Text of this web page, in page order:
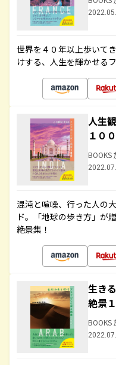
世界を４０年以上歩いて
けする、人生を輝かせる
人生
１００
BOOKS
混沌と喧噪、行った人の
ド。「地球の歩き方」が
絶景集！
生き
絶景
BOOKS